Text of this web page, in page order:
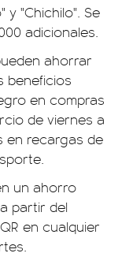
"Chichilo". Se
adicionales.
ahorrar
beneficios
en compras
de viernes a
en recargas de
un ahorro
partir del
en cualquier